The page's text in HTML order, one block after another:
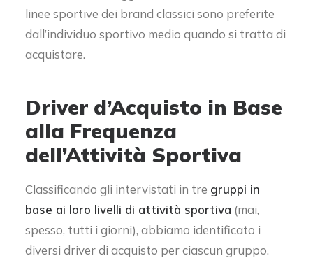
linee sportive dei brand classici sono preferite
dall’individuo sportivo medio quando si tratta di
acquistare.
Driver d’Acquisto in Base
alla Frequenza
dell’Attività Sportiva
Classificando gli intervistati in tre gruppi in
base ai loro livelli di attività sportiva (mai,
spesso, tutti i giorni), abbiamo identificato i
diversi driver di acquisto per ciascun gruppo.